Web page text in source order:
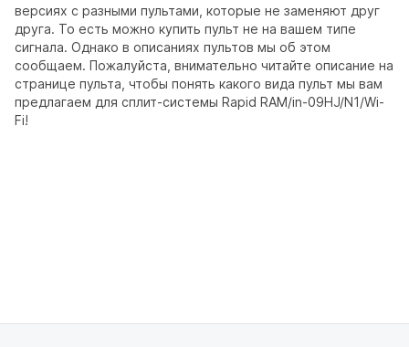
версиях с разными пультами, которые не заменяют друг
друга. То есть можно купить пульт не на вашем типе
сигнала. Однако в описаниях пультов мы об этом
сообщаем. Пожалуйста, внимательно читайте описание на
странице пульта, чтобы понять какого вида пульт мы вам
предлагаем для сплит-системы Rapid RAM/in-09HJ/N1/Wi-
Fi!